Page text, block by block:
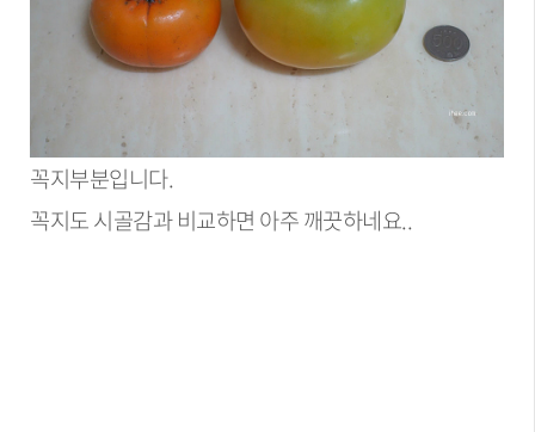
꼭지부분입니다.
꼭지도 시골감과 비교하면 아주 깨끗하네요..